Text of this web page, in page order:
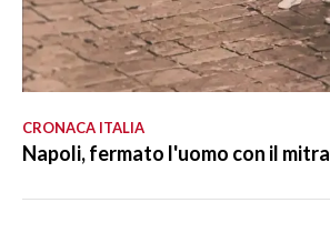
CRONACA ITALIA
Napoli, fermato l'uomo con il mitra